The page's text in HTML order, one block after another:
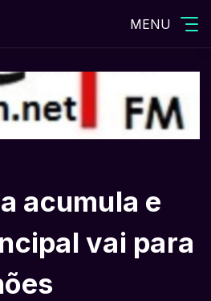
MENU
acumula e
vai para